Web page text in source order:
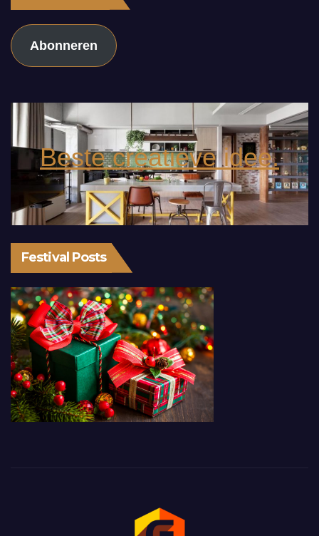
Abonneren
Beste creatieve idee.
Festival Posts